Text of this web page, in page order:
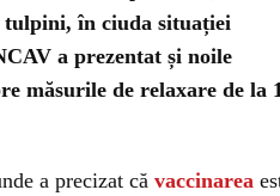
tulpini, în ciuda situației
a prezentat și noile
măsurile de relaxare de la
a precizat că vaccinarea